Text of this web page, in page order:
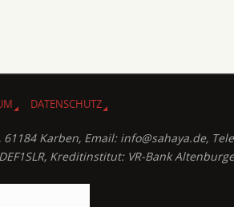
DATENSCHUTZ
Karben, Email: info@sahaya.de,
Kreditinstitut: VR-Bank